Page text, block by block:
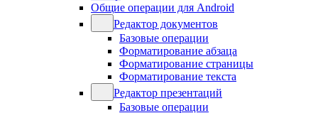
Общие операции для Android
Редактор документов
Базовые операции
Форматирование абзаца
Форматирование страницы
Форматирование текста
Редактор презентаций
Базовые операции